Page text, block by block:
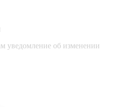
уведомление об изменении